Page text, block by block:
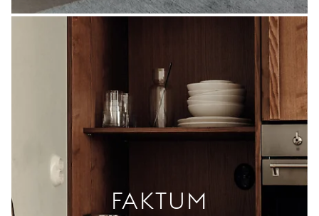
FAKTUM